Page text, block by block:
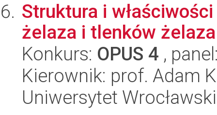
Struktura i
żelaza i tlenków żelaza
Konkurs: OPUS 4 ,
Kierownik: prof. Adam
Uniwersytet